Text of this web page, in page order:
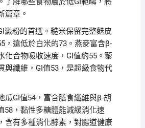
篇章。
澱粉的首選。糙米保留完整麩皮
，遠低於白米的73。燕麥富含β-
化合物吸收速度，GI值約55。藜
與纖維，GI值53，是超級食物代
瓜GI值54，富含膳食纖維與β-胡
58，黏性多糖體能減緩消化速
含有多種消化酵素，對腸道健康